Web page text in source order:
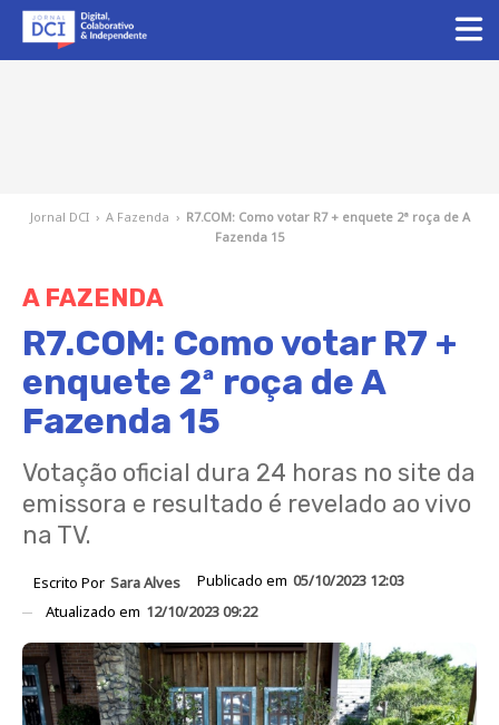
Jornal DCI › A Fazenda › R7.COM: Como votar R7 + enquete 2ª roça de A
Fazenda 15
A FAZENDA
R7.COM: Como votar R7 +
enquete 2ª roça de A
Fazenda 15
Votação oficial dura 24 horas no site da
emissora e resultado é revelado ao vivo
na TV.
Escrito Por Sara Alves Publicado em 05/10/2023 12:03
Atualizado em 12/10/2023 09:22